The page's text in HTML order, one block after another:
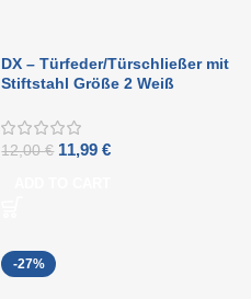
DX – Türfeder/Türschließer mit
Stiftstahl Größe 2 Weiß
12,00€ 11,99€
-27%